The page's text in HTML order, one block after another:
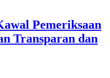
Pemeriksaan
Transparan dan